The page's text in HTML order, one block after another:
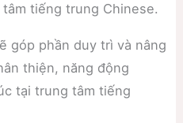
tiếng trung Chinese.
góp phần duy trì và nâng
thiện, năng động
tại trung tâm tiếng